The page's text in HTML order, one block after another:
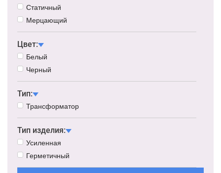
Статичный
Мерцающий
Цвет:
Белый
Черный
Тип:
Трансформатор
Тип изделия:
Усиленная
Герметичный